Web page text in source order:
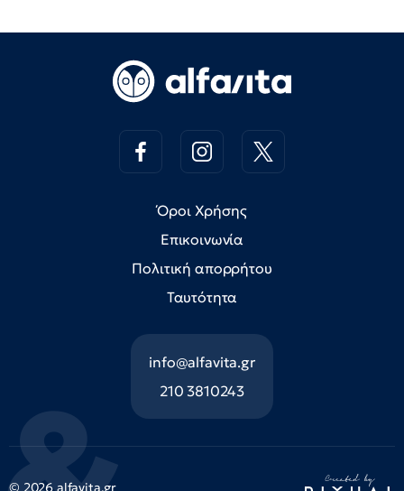
Όροι Χρήσης
Επικοινωνία
Πολιτική απορρήτου
Ταυτότητα
info@alfavita.gr
210 3810243
© 2026 alfavita.gr